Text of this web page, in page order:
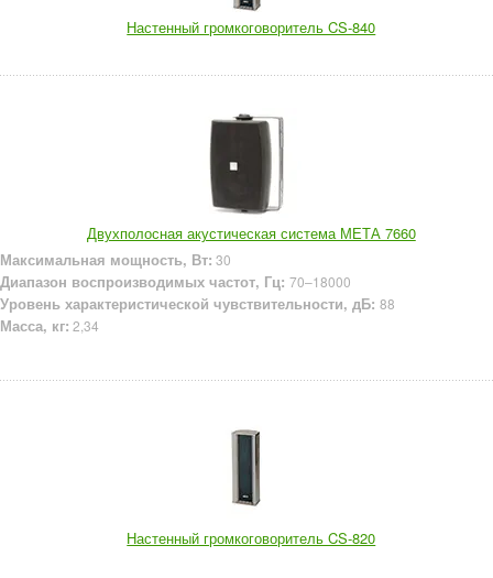
Настенный громкоговоритель CS-840
Двухполосная акустическая система МЕТА 7660
Максимальная мощность, Вт: 30
Диапазон воспроизводимых частот, Гц: 70–18000
Уровень характеристической чувствительности, дБ: 88
Масса, кг: 2,34
Настенный громкоговоритель CS-820